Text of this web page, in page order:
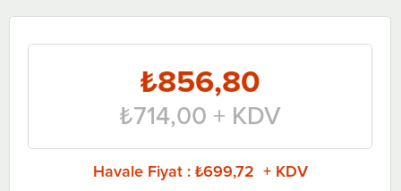
₺856,80
₺714,00 + KDV
Havale Fiyat : ₺699,72 + KDV